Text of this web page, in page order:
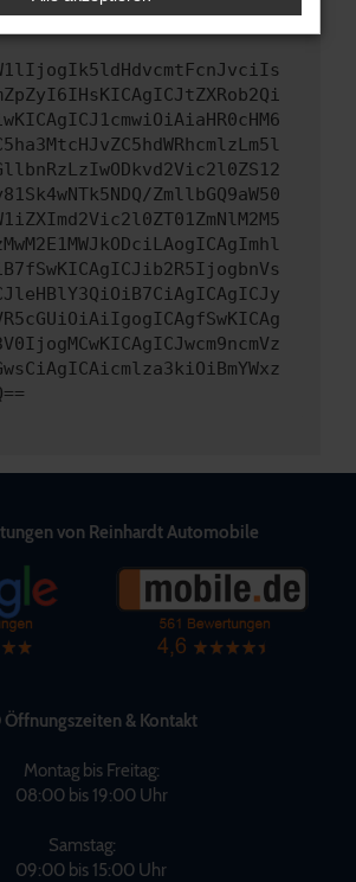
zu unterstützen:
ZmllbGQ9aW50
von Reinhardt Automobile
Öffnungszeiten & Kontakt
Montag bis Freitag:
08:00 bis 19:00 Uhr
Samstag:
09:00 bis 15:00 Uhr